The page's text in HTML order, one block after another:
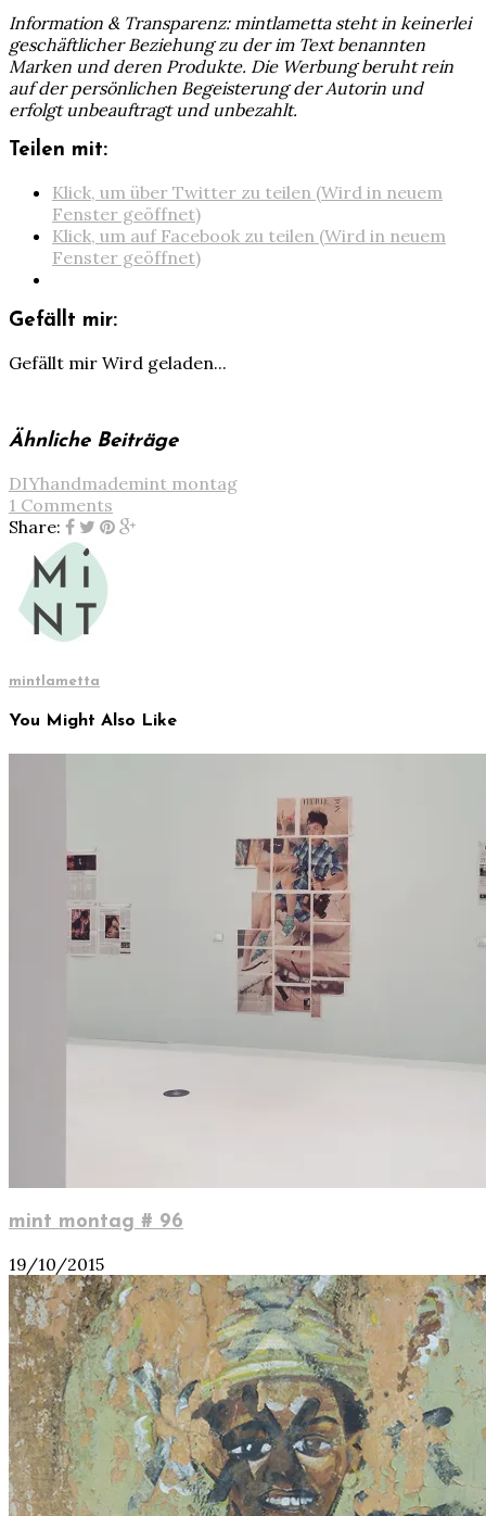
Information & Transparenz: mintlametta steht in keinerlei
geschäftlicher Beziehung zu der im Text benannten
Marken und deren Produkte. Die Werbung beruht rein
auf der persönlichen Begeisterung der Autorin und
erfolgt unbeauftragt und unbezahlt.
Teilen mit:
Klick, um über Twitter zu teilen (Wird in neuem
Fenster geöffnet)
Klick, um auf Facebook zu teilen (Wird in neuem
Fenster geöffnet)
Gefällt mir:
Gefällt mir Wird geladen...
Ähnliche Beiträge
DIYhandmademint montag
1 Comments
Share:
mintlametta
You Might Also Like
mint montag # 96
19/10/2015